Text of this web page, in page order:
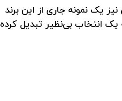
یک نمونه جاری از این برند
یک انتخاب بی‌نظیر تبدیل کرده